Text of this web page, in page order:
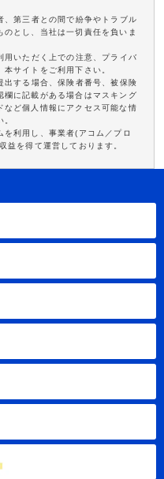
第三者との間で紛争やトラブル
とし、当社は一切責任を負いま
いただく上での注意、プライバ
サイトをご利用下さい。
する場合、保険者番号、被保険
に記載がある場合はマスキング
など個人情報にアクセス可能な情
利用し、事業者(アコム／プロ
益を得て運営しております。